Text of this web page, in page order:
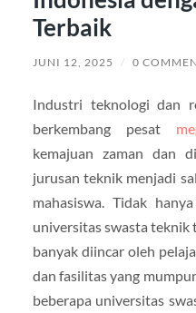
Terbaik
JUNI 12, 2025 / 0
Industri teknologi dan
berkembang pesat
kemajuan zaman dan
jurusan teknik menjadi
mahasiswa. Tidak
universitas swasta teknik
banyak diincar oleh
dan fasilitas yang
beberapa universitas